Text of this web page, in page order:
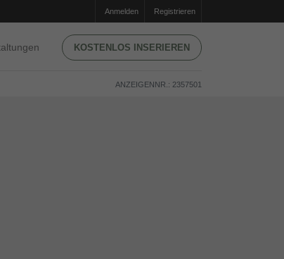
Anmelden Registrieren
KOSTENLOS INSERIEREN
ANZEIGENNR.: 2357501